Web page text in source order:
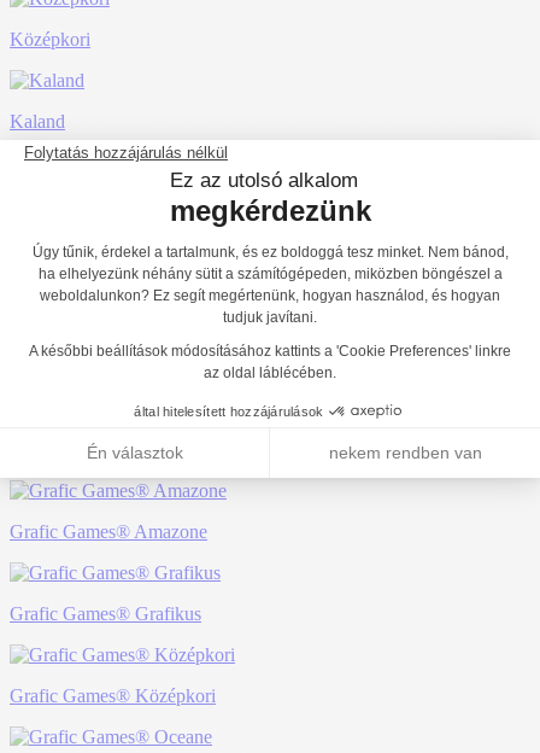
Középkori
Kaland
Egyéb színek
Grafic Games® Amazone
Grafic Games® Grafikus
Grafic Games® Középkori